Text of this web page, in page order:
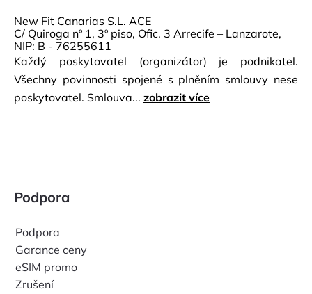
New Fit Canarias S.L. ACE
C/ Quiroga nº 1, 3º piso, Ofic. 3 Arrecife – Lanzarote,
NIP: B - 76255611
Každý poskytovatel (organizátor) je podnikatel.
Všechny povinnosti spojené s plněním smlouvy nese
poskytovatel. Smlouva... zobrazit více
Podpora
Podpora
Garance ceny
eSIM promo
Zrušení